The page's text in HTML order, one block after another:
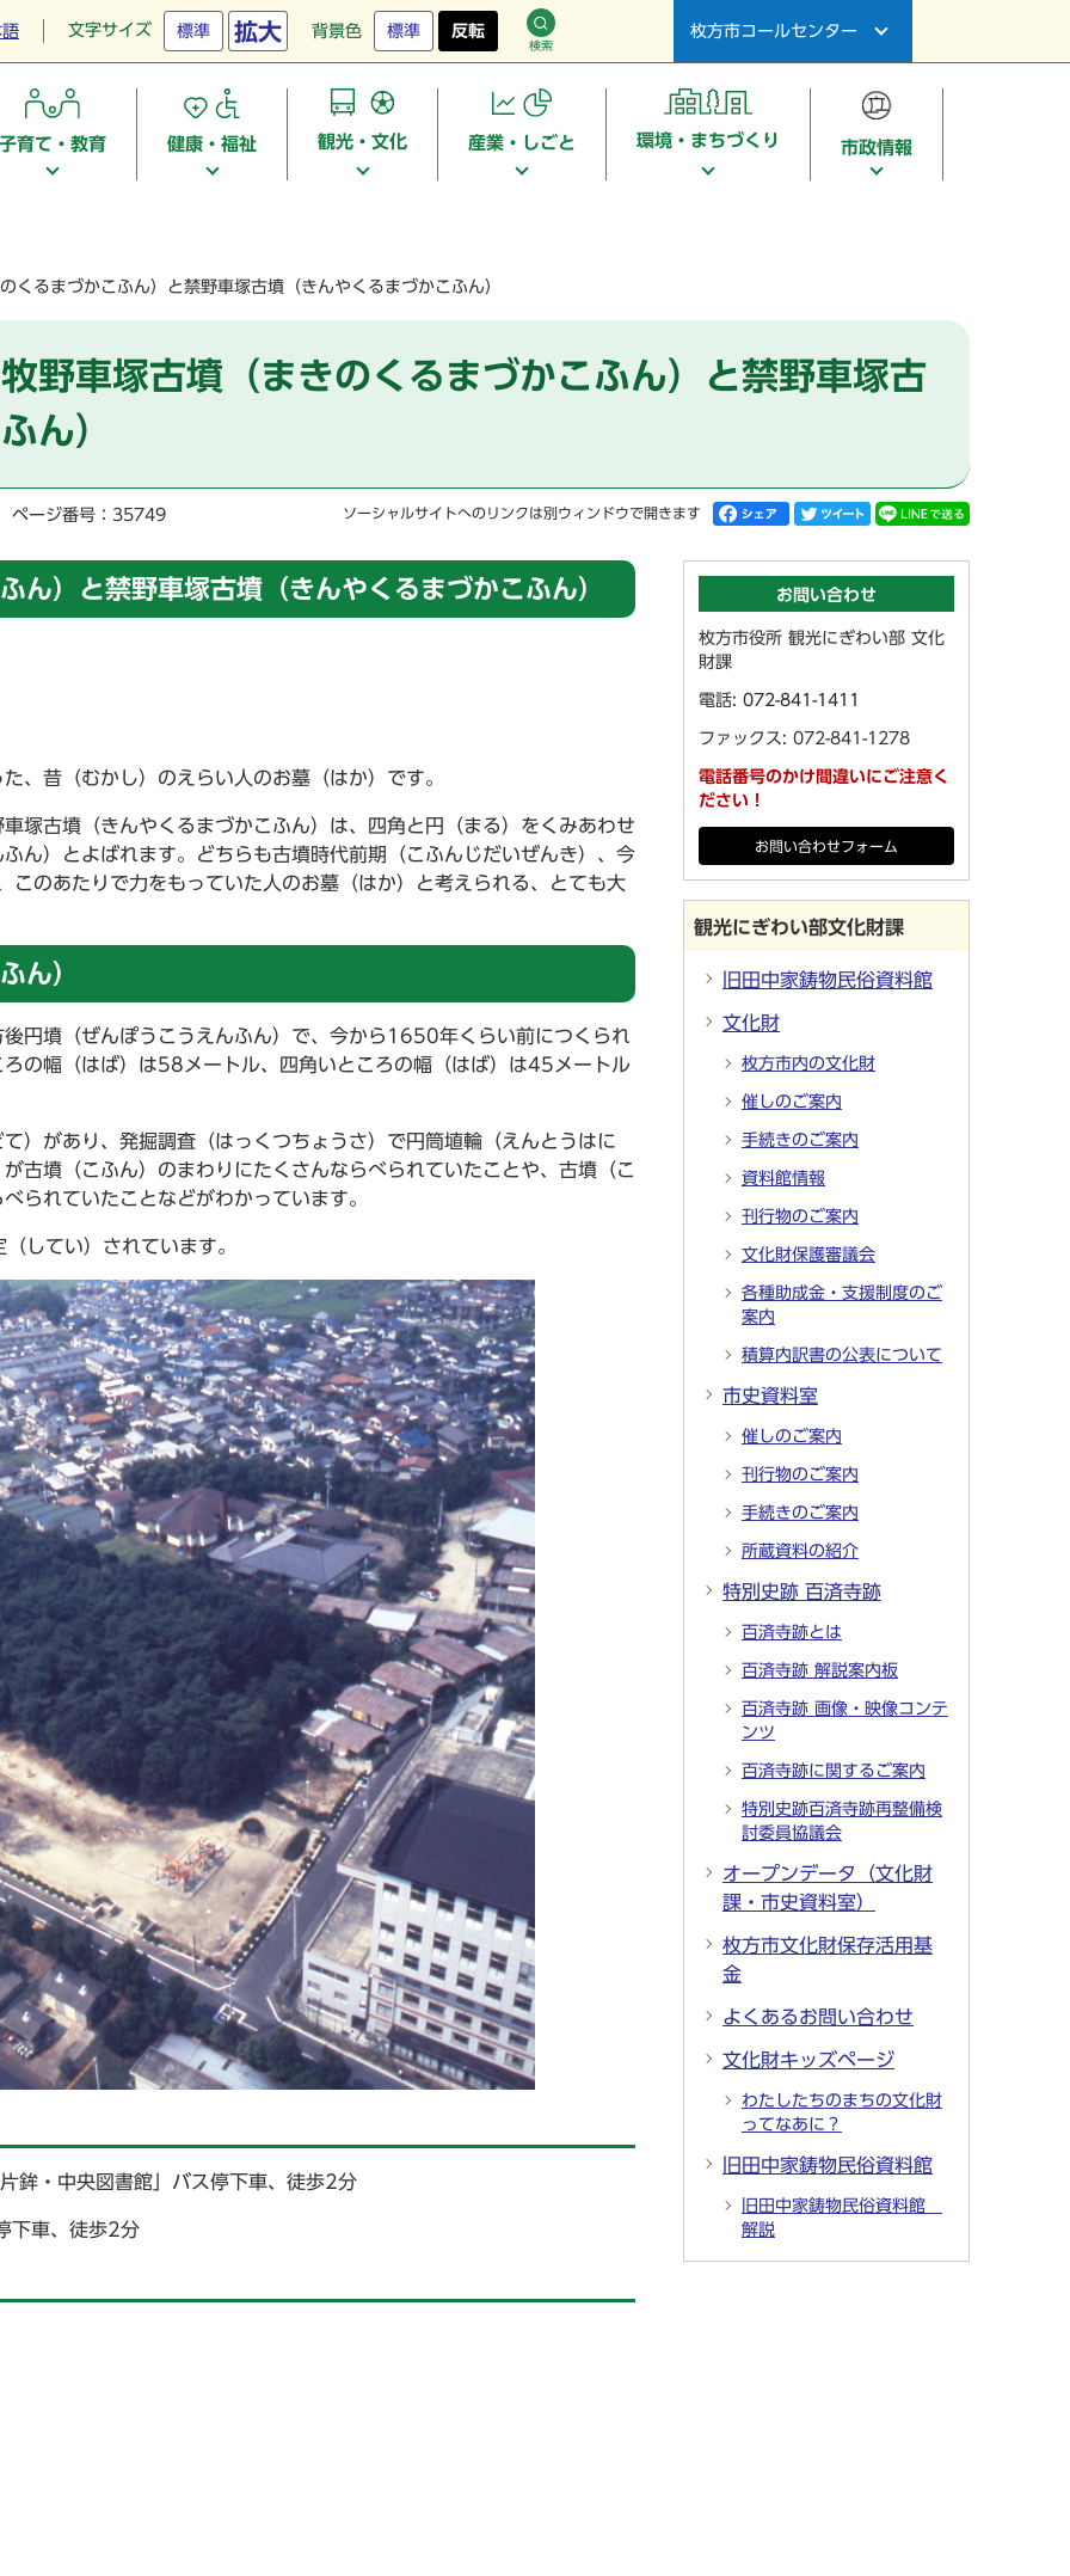
文字サイズ 標準 拡大 背景色 標準 反転
検索
枚方市コールセンター
子育て・教育 健康・福祉 観光・文化 産業・しごと 環境・まちづくり 市政情報
くるまづかこふん）と禁野車塚古墳（きんやくるまづかこふん）
野車塚古墳（まきのくるまづかこふん）と禁野車塚古
ん）
ページ番号：35749 ソーシャルサイトへのリンクは別ウィンドウで開きます
ん）と禁野車塚古墳（きんやくるまづかこふん）
、昔（むかし）のえらい人のお墓（はか）です。
塚古墳（きんやくるまづかこふん）は、四角と円（まる）をくみあわせ
ん）とよばれます。どちらも古墳時代前期（こふんじだいぜんき）、今
のあたりで力をもっていた人のお墓（はか）と考えられる、とても大
ん）
円墳（ぜんぽうこうえんふん）で、今から1650年くらい前につくられ
の幅（はば）は58メートル、四角いところの幅（はば）は45メートル
）があり、発掘調査（はっくつちょうさ）で円筒埴輪（えんとうはに
古墳（こふん）のまわりにたくさんならべられていたことや、古墳（こ
られていたことなどがわかっています。
してい）されています。
鉾・中央図書館」バス停下車、徒歩2分
下車、徒歩2分
お問い合わせ
枚方市役所 観光にぎわい部 文化
財課
電話: 072-841-1411
ファックス: 072-841-1278
電話番号のかけ間違いにご注意く
ださい！
お問い合わせフォーム
観光にぎわい部文化財課
旧田中家鋳物民俗資料館
文化財
枚方市内の文化財
催しのご案内
手続きのご案内
資料館情報
刊行物のご案内
文化財保護審議会
各種助成金・支援制度のご
案内
積算内訳書の公表について
市史資料室
催しのご案内
刊行物のご案内
手続きのご案内
所蔵資料の紹介
特別史跡 百済寺跡
百済寺跡とは
百済寺跡 解説案内板
百済寺跡 画像・映像コンテ
ンツ
百済寺跡に関するご案内
特別史跡百済寺跡再整備検
討委員協議会
オープンデータ（文化財
課・市史資料室）
枚方市文化財保存活用基
金
よくあるお問い合わせ
文化財キッズページ
わたしたちのまちの文化財
ってなあに？
旧田中家鋳物民俗資料館
旧田中家鋳物民俗資料館
解説